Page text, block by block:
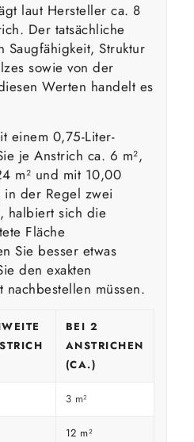
laut Hersteller ca. 8
Der tatsächliche
Saugfähigkeit, Struktur
sowie von der
Werten handelt es
einem 0,75-Liter-
je Anstrich ca. 6 m²,
m² und mit 10,00
in der Regel zwei
halbiert sich die
Fläche
Sie besser etwas
den exakten
müssen.
BEI 2
ANSTRICHEN
(CA.)
3 m²
12 m²